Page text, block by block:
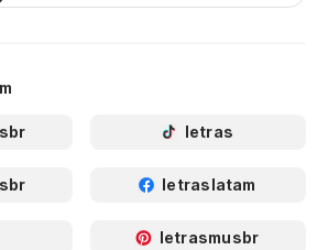
letras
letraslatam
letrasmusbr